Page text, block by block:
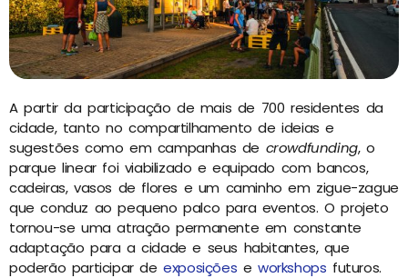
A partir da participação de mais de 700 residentes da
cidade, tanto no compartilhamento de ideias e
sugestões como em campanhas de crowdfunding, o
parque linear foi viabilizado e equipado com bancos,
cadeiras, vasos de flores e um caminho em zigue-zague
que conduz ao pequeno palco para eventos. O projeto
tornou-se uma atração permanente em constante
adaptação para a cidade e seus habitantes, que
poderão participar deexposições eworkshops futuros.